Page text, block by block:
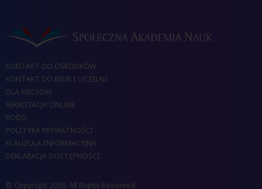
KONTAKT DO OŚRODKÓW
KONTAKT DO BIUR I UCZELNI
DLA MEDIÓW
REKRUTACJA ONLINE
RODO
POLITYKA PRYWATNOŚCI
KLAUZULA INFORMACYJNA
DEKLARACJA DOSTĘPNOŚCI
© Copyright 2026. All Rights Reserved.